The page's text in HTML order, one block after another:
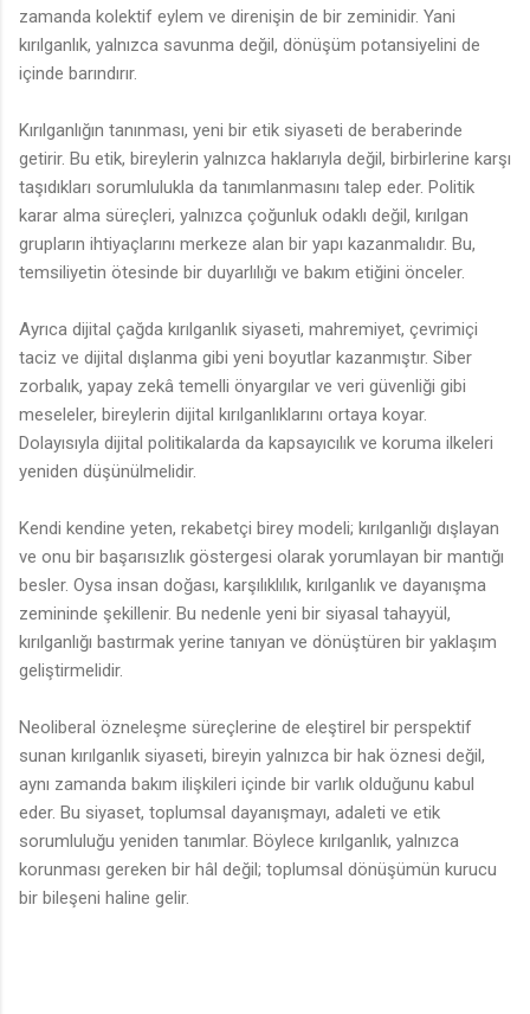
zamanda kolektif eylem ve direnişin de bir zeminidir. Yani
kırılganlık, yalnızca savunma değil, dönüşüm potansiyelini de
içinde barındırır.
Kırılganlığın tanınması, yeni bir etik siyaseti de beraberinde
getirir. Bu etik, bireylerin yalnızca haklarıyla değil, birbirlerine karşı
taşıdıkları sorumlulukla da tanımlanmasını talep eder. Politik
karar alma süreçleri, yalnızca çoğunluk odaklı değil, kırılgan
grupların ihtiyaçlarını merkeze alan bir yapı kazanmalıdır. Bu,
temsiliyetin ötesinde bir duyarlılığı ve bakım etiğini önceler.
Ayrıca dijital çağda kırılganlık siyaseti, mahremiyet, çevrimiçi
taciz ve dijital dışlanma gibi yeni boyutlar kazanmıştır. Siber
zorbalık, yapay zekâ temelli önyargılar ve veri güvenliği gibi
meseleler, bireylerin dijital kırılganlıklarını ortaya koyar.
Dolayısıyla dijital politikalarda da kapsayıcılık ve koruma ilkeleri
yeniden düşünülmelidir.
Kendi kendine yeten, rekabetçi birey modeli; kırılganlığı dışlayan
ve onu bir başarısızlık göstergesi olarak yorumlayan bir mantığı
besler. Oysa insan doğası, karşılıklılık, kırılganlık ve dayanışma
zemininde şekillenir. Bu nedenle yeni bir siyasal tahayyül,
kırılganlığı bastırmak yerine tanıyan ve dönüştüren bir yaklaşım
geliştirmelidir.
Neoliberal özneleşme süreçlerine de eleştirel bir perspektif
sunan kırılganlık siyaseti, bireyin yalnızca bir hak öznesi değil,
aynı zamanda bakım ilişkileri içinde bir varlık olduğunu kabul
eder. Bu siyaset, toplumsal dayanışmayı, adaleti ve etik
sorumluluğu yeniden tanımlar. Böylece kırılganlık, yalnızca
korunması gereken bir hâl değil; toplumsal dönüşümün kurucu
bir bileşeni haline gelir.